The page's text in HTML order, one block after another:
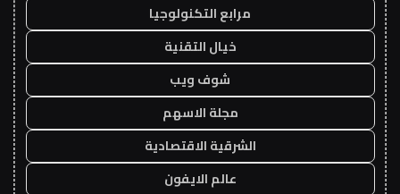
مرابع التكنولوجيا
خيال التقنية
شوف ويب
مجلة الاسهم
الشرقية الاقتصادية
عالم الايفون